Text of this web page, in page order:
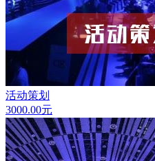
活动策划
3000.00元